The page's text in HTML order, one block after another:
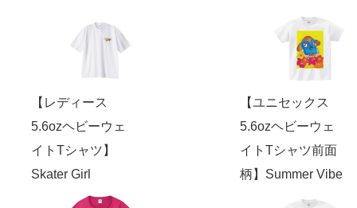
【レディース
5.6ozヘビーウェ
イトTシャツ】
Skater Girl
【ユニセックス
5.6ozヘビーウェ
イトTシャツ前面
柄】Summer Vibe